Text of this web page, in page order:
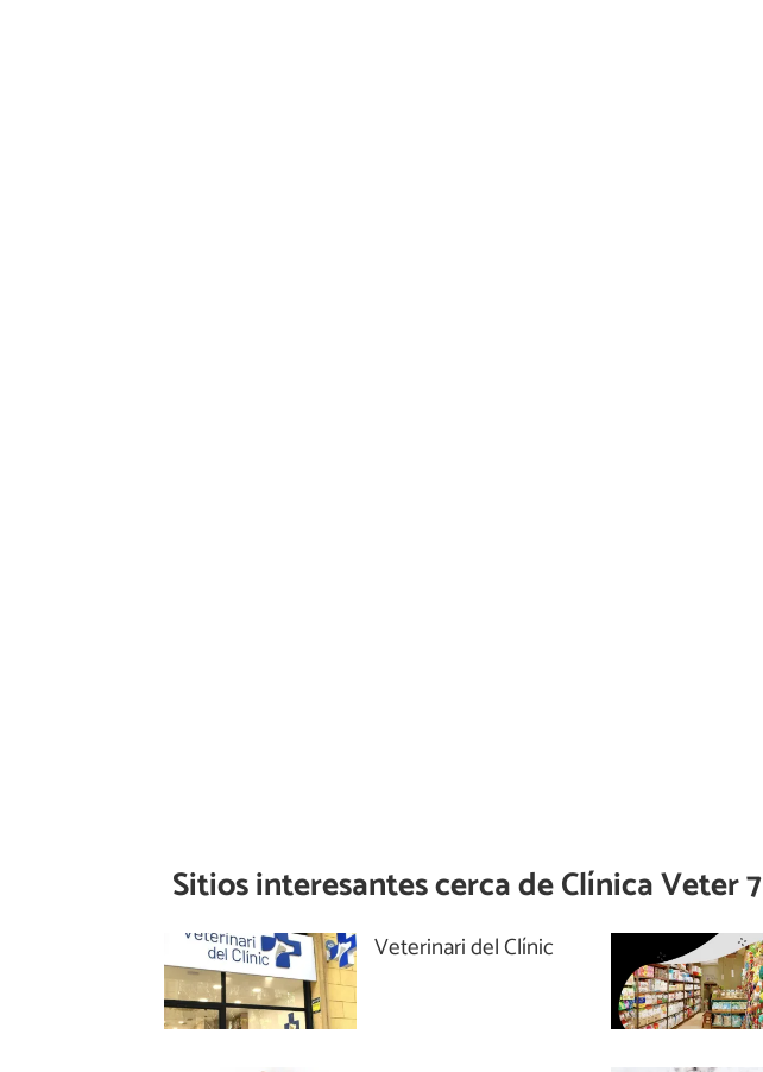
Sitios interesantes cerca deClínica Veter 7
Veterinari del Clínic